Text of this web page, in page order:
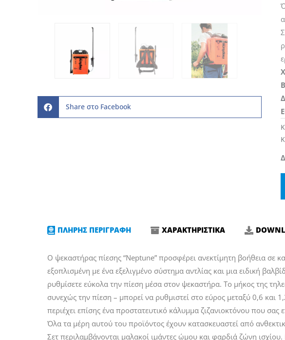
Share στο Facebook
ΠΛΗΡΗΣ ΠΕΡΙΓΡΑΦΗ ΧΑΡΑΚΤΗΡΙΣΤΙΚΑ
Ο ψεκαστήρας πίεσης “Neptune” προσφέρει ανεκτίμητη βοήθεια σε
εξοπλισμένη με ένα εξελιγμένο σύστημα αντλίας και μια ειδική
ρυθμίσετε εύκολα την πίεση μέσα στον ψεκαστήρα. Το μήκος της
συνεχώς την πίεση – μπορεί να ρυθμιστεί στο εύρος μεταξύ 0,6
περιέχει επίσης ένα προστατευτικό κάλυμμα ζιζανιοκτόνου που
Όλα τα μέρη αυτού του προϊόντος έχουν κατασκευαστεί από
Σετ περιλαμβάνονται μαλακοί ιμάντες ώμου και φαρδιά ζώνη